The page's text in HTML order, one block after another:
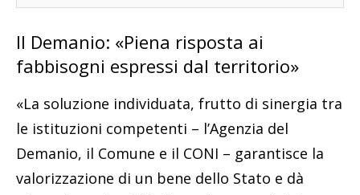
Il Demanio: «Piena risposta ai
fabbisogni espressi dal territorio»
«La soluzione individuata, frutto di sinergia tra
le istituzioni competenti – l’Agenzia del
Demanio, il Comune e il CONI – garantisce la
valorizzazione di un bene dello Stato e dà